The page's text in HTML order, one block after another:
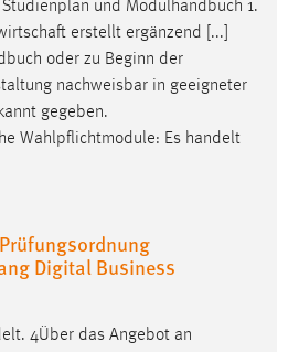
Studienplan und Modulhandbuch 1.
erstellt ergänzend [...]
oder zu Beginn der
nachweisbar in geeigneter
gegeben.
Wahlpflichtmodule: Es handelt
Digital Business
4Über das Angebot an